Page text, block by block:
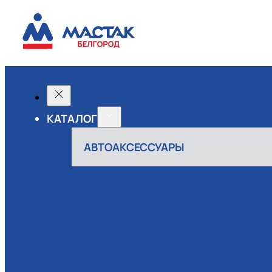
КАТАЛОГ
АВТОАКСЕССУАРЫ